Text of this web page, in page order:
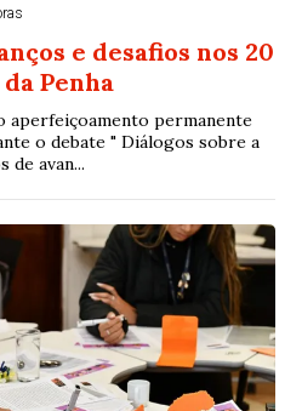
e desafios nos 20
Penha
aperfeiçoamento permanente
o debate " Diálogos sobre a
de avan...